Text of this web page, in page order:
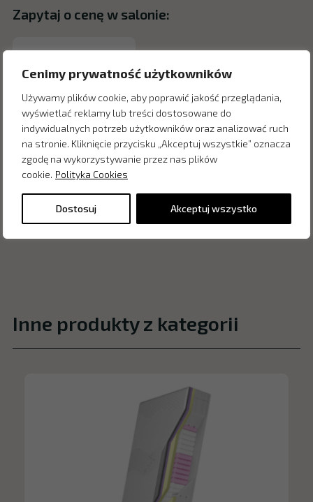
Cenimy prywatność użytkowników
Używamy plików cookie, aby poprawić jakość przeglądania,
wyświetlać reklamy lub treści dostosowane do
indywidualnych potrzeb użytkowników oraz analizować ruch
na stronie. Kliknięcie przycisku „Akceptuj wszystkie” oznacza
zgodę na wykorzystywanie przez nas plików
cookie. Polityka Cookies
Dostosuj Akceptuj wszystko
Zapytaj o cenę w salonie:
Inne produkty z kategorii